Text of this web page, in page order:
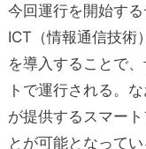
今回運行を開始する
ICT（情報通信技術
を導入することで
トで運行される。
が提供するスマー
とが可能となってい